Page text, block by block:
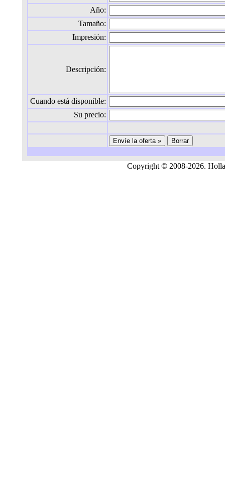
Año:
Tamaño:
Impresión:
Descripción:
Cuando está disponible:
Su precio:
Copyright © 2008-2026.